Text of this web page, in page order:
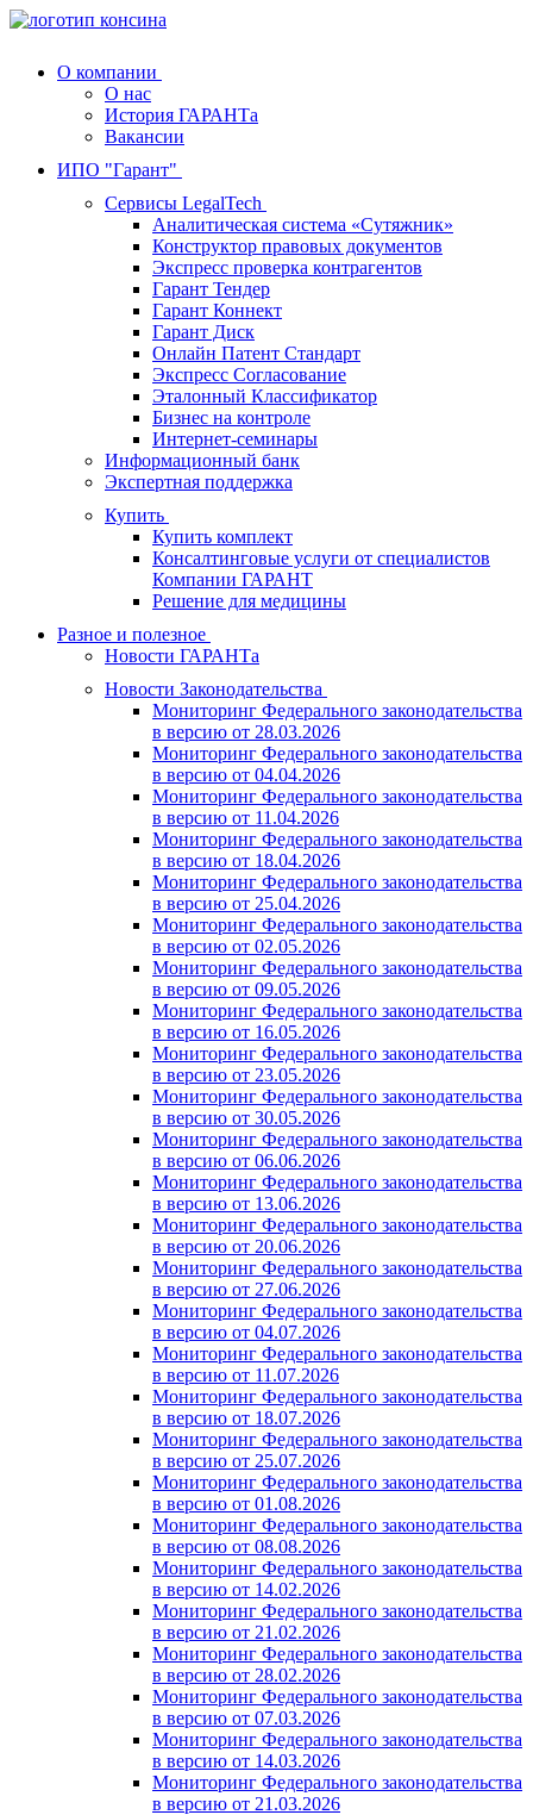
О компании
О нас
История ГАРАНТа
Вакансии
ИПО "Гарант"
Сервисы LegalTech
Аналитическая система «Сутяжник»
Конструктор правовых документов
Экспресс проверка контрагентов
Гарант Тендер
Гарант Коннект
Гарант Диск
Онлайн Патент Стандарт
Экспресс Согласование
Эталонный Классификатор
Бизнес на контроле
Интернет-семинары
Информационный банк
Экспертная поддержка
Купить
Купить комплект
Консалтинговые услуги от специалистов
Компании ГАРАНТ
Решение для медицины
Разное и полезное
Новости ГАРАНТа
Новости Законодательства
Мониторинг Федерального законодательства
в версию от 28.03.2026
Мониторинг Федерального законодательства
в версию от 04.04.2026
Мониторинг Федерального законодательства
в версию от 11.04.2026
Мониторинг Федерального законодательства
в версию от 18.04.2026
Мониторинг Федерального законодательства
в версию от 25.04.2026
Мониторинг Федерального законодательства
в версию от 02.05.2026
Мониторинг Федерального законодательства
в версию от 09.05.2026
Мониторинг Федерального законодательства
в версию от 16.05.2026
Мониторинг Федерального законодательства
в версию от 23.05.2026
Мониторинг Федерального законодательства
в версию от 30.05.2026
Мониторинг Федерального законодательства
в версию от 06.06.2026
Мониторинг Федерального законодательства
в версию от 13.06.2026
Мониторинг Федерального законодательства
в версию от 20.06.2026
Мониторинг Федерального законодательства
в версию от 27.06.2026
Мониторинг Федерального законодательства
в версию от 04.07.2026
Мониторинг Федерального законодательства
в версию от 11.07.2026
Мониторинг Федерального законодательства
в версию от 18.07.2026
Мониторинг Федерального законодательства
в версию от 25.07.2026
Мониторинг Федерального законодательства
в версию от 01.08.2026
Мониторинг Федерального законодательства
в версию от 08.08.2026
Мониторинг Федерального законодательства
в версию от 14.02.2026
Мониторинг Федерального законодательства
в версию от 21.02.2026
Мониторинг Федерального законодательства
в версию от 28.02.2026
Мониторинг Федерального законодательства
в версию от 07.03.2026
Мониторинг Федерального законодательства
в версию от 14.03.2026
Мониторинг Федерального законодательства
в версию от 21.03.2026